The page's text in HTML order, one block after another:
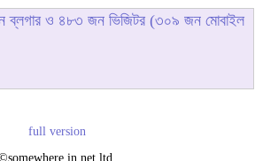
ব্লগার ও ৪৮৩ জন ভিজিটর (৩০৯ জন মোবাইল
full version
in net ltd.